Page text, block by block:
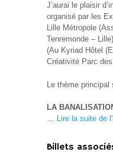
J’aurai le plaisir
organisé par les
Lille Métropole
Tenremonde –
(Au Kyriad Hôtel
Créativité Parc
Le thème principal
LA
… Lire la suite de
Billets